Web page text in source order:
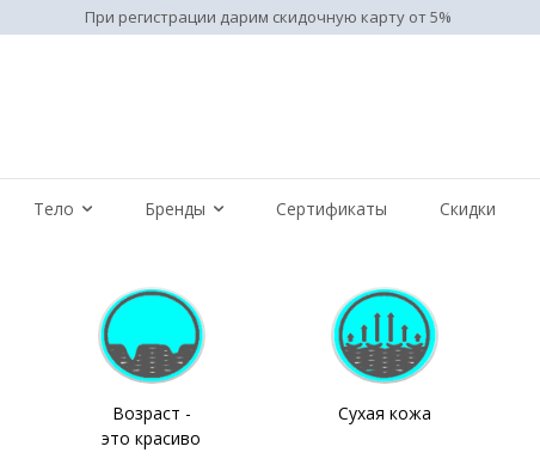
При регистрации дарим скидочную карту от 5%
Тело Бренды Сертификаты Скидки
Возраст -
это красиво
Сухая кожа